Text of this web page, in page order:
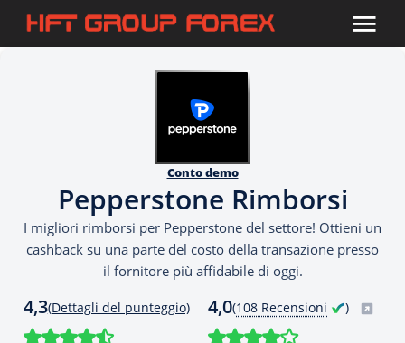
Conto demo
Pepperstone Rimborsi
I migliori rimborsi per Pepperstone del settore! Ottieni un
cashback su una parte del costo della transazione presso
il fornitore più affidabile di oggi.
4,3(Dettagli del punteggio) 4,0(108 Recensioni )